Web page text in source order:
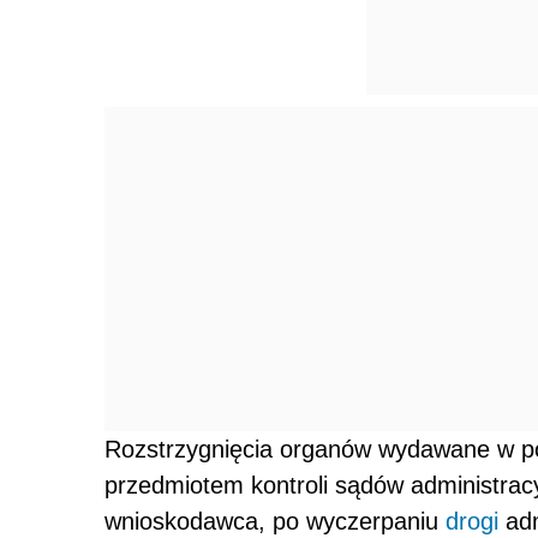
Rozstrzygnięcia organów wydawane w
przedmiotem kontroli sądów
wnioskodawca, po wyczerpaniu drogi